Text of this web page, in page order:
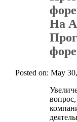
На
Posted on: May